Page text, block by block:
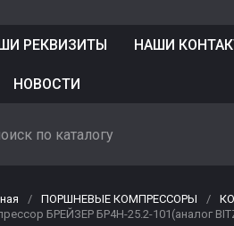
РЕКВИЗИТЫ НАШИ
НОВОСТИ
/ ПОРШНЕВЫЕ КОМПРЕССОРЫ /
БРЕЙЗЕР БР4Н-25.2-101(аналог